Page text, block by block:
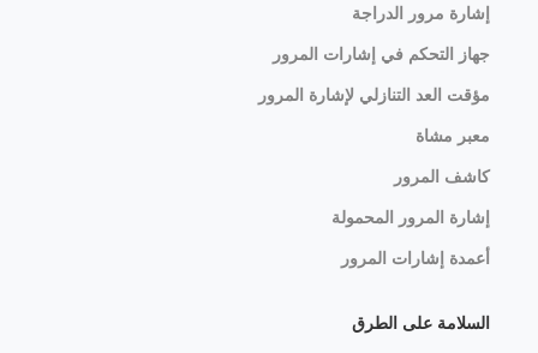
إشارة مرور الدراجة
جهاز التحكم في إشارات المرور
مؤقت العد التنازلي لإشارة المرور
معبر مشاة
كاشف المرور
إشارة المرور المحمولة
أعمدة إشارات المرور
السلامة على الطرق